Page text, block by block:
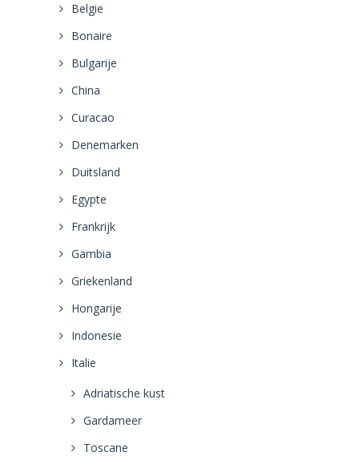
Belgie
Bonaire
Bulgarije
China
Curacao
Denemarken
Duitsland
Egypte
Frankrijk
Gambia
Griekenland
Hongarije
Indonesie
Italie
Adriatische kust
Gardameer
Toscane